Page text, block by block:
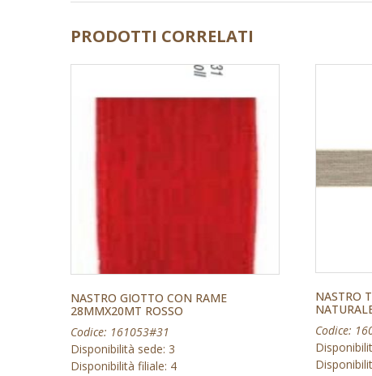
PRODOTTI CORRELATI
NASTRO GIOTTO CON RAME
28MMX20MT ROSSO
Codice: 161053#31
Disponibilità sede: 3
Disponibilità filiale: 4
NASTRO
Codice: